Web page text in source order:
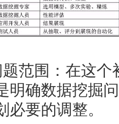
范围：在这
明确数据挖掘
要的调整。